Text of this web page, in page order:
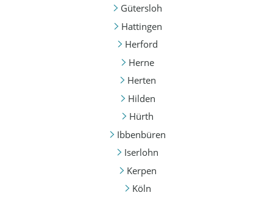
Gütersloh
Hattingen
Herford
Herne
Herten
Hilden
Hürth
Ibbenbüren
Iserlohn
Kerpen
Köln